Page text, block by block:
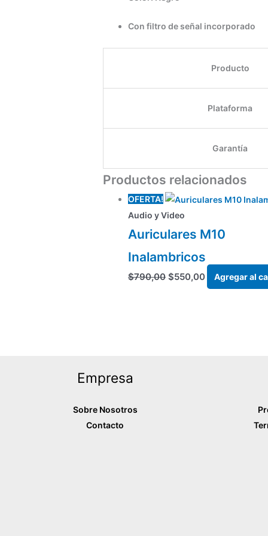
Con filtro de señal incorporado
Producto
Plataforma
Garantía
Productos relacionados
OFERTA!
Audio y Video
Auriculares M10
Inalambricos
$790,00
El
precio
original
$790,00.
$550,00
El
actual
$550,00.
Agregar al
Empresa
Sobre Nosotros
Contacto